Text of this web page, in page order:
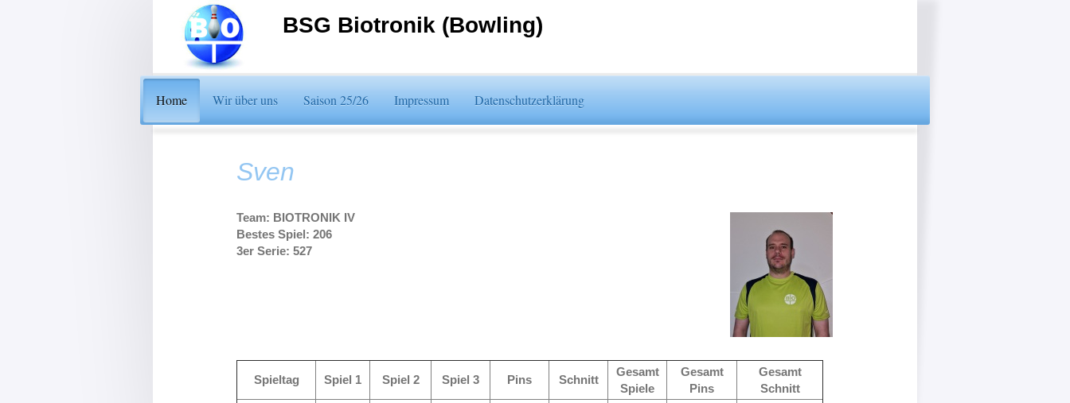
BSG Biotronik (Bowling)
Home Wir über uns Saison 25/26 Impressum Datenschutzerklärung
Sven
Team: BIOTRONIK IV
Bestes Spiel: 206
3er Serie: 527
Spieltag Spiel 1 Spiel 2 Spiel 3 Pins Schnitt
Gesamt
Spiele
Gesamt
Pins
Gesamt
Schnitt